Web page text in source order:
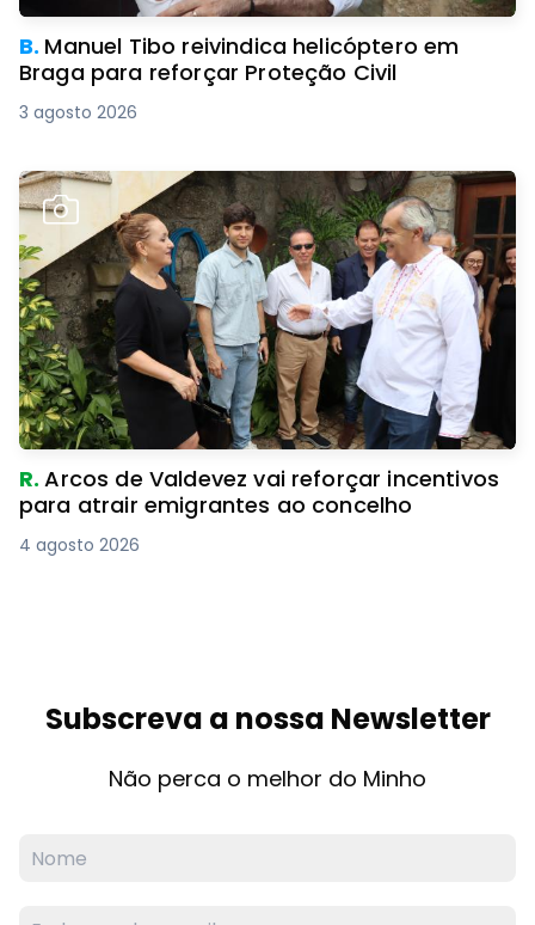
B. Manuel Tibo reivindica helicóptero em
Braga para reforçar Proteção Civil
3 agosto 2026
R.Arcos de Valdevez vai reforçar incentivos
para atrair emigrantes ao concelho
4 agosto 2026
Subscreva a nossa Newsletter
Não perca o melhor do Minho